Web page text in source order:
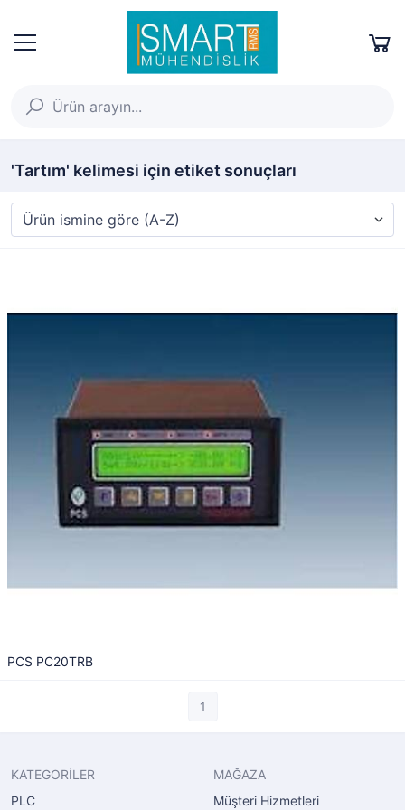
'Tartım' kelimesi için etiket sonuçları
PCS PC20TRB
1
KATEGORİLER
PLC
MAĞAZA
Müşteri Hizmetleri